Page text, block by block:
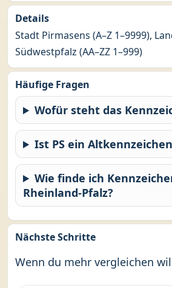
Details
Stadt Pirmasens (A–Z 1–9999),
Südwestpfalz (AA–ZZ 1–999)
Häufige Fragen
Wofür steht das
Ist PS ein
Wie finde ich
Rheinland-Pfalz?
Nächste Schritte
Wenn du mehr vergleichen